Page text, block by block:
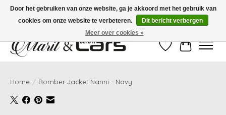
Gratis verzending vanaf €99,- | Voor 16:00 uur besteld, vandaag verzonden!
Verlanglijst
Home / Bomber Jacket Nanni - Navy
Door het gebruiken van onze website, ga je akkoord met het gebruik van
cookies om onze website te verbeteren.
Dit bericht verbergen
Meer over cookies »